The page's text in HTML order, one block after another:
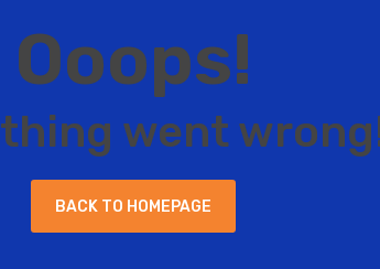
Ooops!
thing went wrong
BACK TO HOM EPAG E